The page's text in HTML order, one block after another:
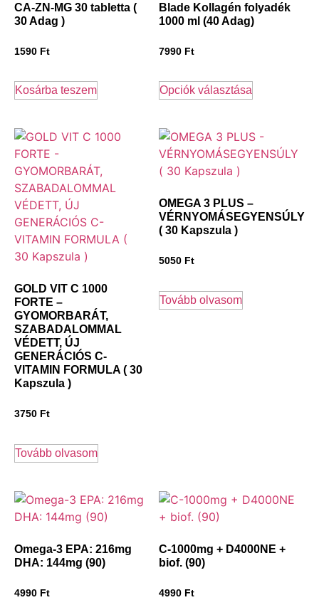
CA-ZN-MG 30 tabletta (
30 Adag )
1590 Ft
Kosárba teszem
Blade Kollagén folyadék
1000 ml (40 Adag)
7990 Ft
Opciók választása
GOLD VIT C 1000
FORTE –
GYOMORBARÁT,
SZABADALOMMAL
VÉDETT, ÚJ
GENERÁCIÓS C-
VITAMIN FORMULA ( 30
Kapszula )
3750 Ft
Tovább olvasom
OMEGA 3 PLUS –
VÉRNYOMÁSEGYENSÚLY
( 30 Kapszula )
5050 Ft
Tovább olvasom
Omega-3 EPA: 216mg
DHA: 144mg (90)
4990 Ft
C-1000mg + D4000NE +
biof. (90)
4990 Ft